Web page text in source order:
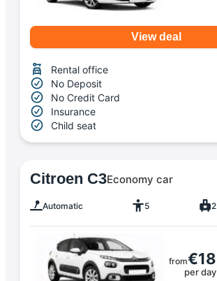
View deal
Rental office
No Deposit
No Credit Card
Insurance
Child seat
Citroen C3Economy car
Automatic 5 2
from€18
per day